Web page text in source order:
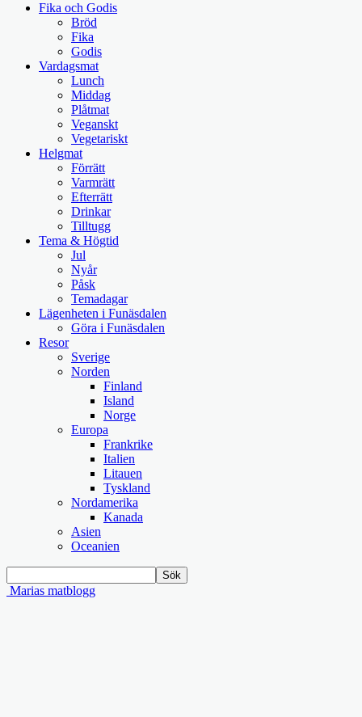
Fika och Godis
Bröd
Fika
Godis
Vardagsmat
Lunch
Middag
Plåtmat
Veganskt
Vegetariskt
Helgmat
Förrätt
Varmrätt
Efterrätt
Drinkar
Tilltugg
Tema & Högtid
Jul
Nyår
Påsk
Temadagar
Lägenheten i Funäsdalen
Göra i Funäsdalen
Resor
Sverige
Norden
Finland
Island
Norge
Europa
Frankrike
Italien
Litauen
Tyskland
Nordamerika
Kanada
Asien
Oceanien
Marias matblogg